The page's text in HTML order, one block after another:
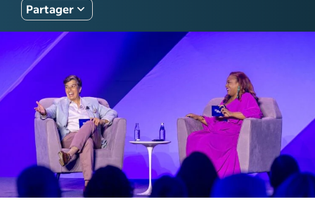
Partager